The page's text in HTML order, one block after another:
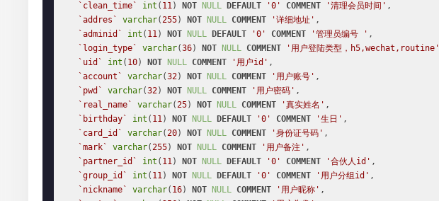
`clean_time`
int ( 11) NOT NULL DEFAULT '0' COMMENT '清理会员时间' ,
`addres`
varchar(255) NOT NULL COMMENT '详细地址' ,
`adminid`
int ( 11) NOT NULL DEFAULT '0' COMMENT '管理员编号 ' ,
`login_type`
varchar(36) NOT NULL COMMENT '用户登陆类型，h5,wechat,routine'
`uid`
int ( 10) NOT NULL COMMENT '用户id' ,
`account`
varchar(32) NOT NULL COMMENT '用户账号' ,
`pwd`
varchar(32) NOT NULL COMMENT '用户密码' ,
`real_name`
varchar(25) NOT NULL COMMENT '真实姓名' ,
`birthday`
int ( 11) NOT NULL DEFAULT '0' COMMENT '生日' ,
`card_id`
varchar(20) NOT NULL COMMENT '身份证号码' ,
`mark`
varchar(255) NOT NULL COMMENT '用户备注' ,
`partner_id`
int ( 11) NOT NULL DEFAULT '0' COMMENT '合伙人id' ,
`group_id`
int ( 11) NOT NULL DEFAULT '0' COMMENT '用户分组id' ,
`nickname`
varchar( 16) NOT NULL COMMENT '用户昵称' ,